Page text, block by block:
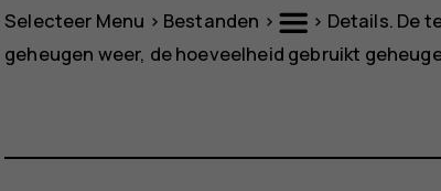
Selecteer Menu > Bestanden > > Details. De
geheugen weer, de hoeveelheid gebruikt